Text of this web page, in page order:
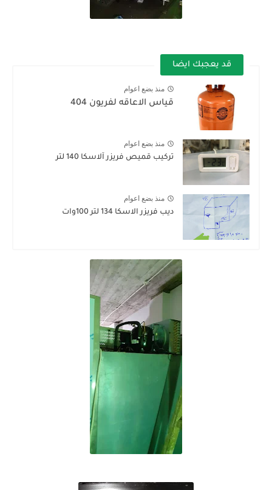
قد يعجبك ايضا
منذ بضع اعوام
قياس الاعاقه لفريون 404
منذ بضع اعوام
تركيب قميص فريزر آلاسكا 140 لتر
منذ بضع اعوام
ديب فريزر الاسكا 134 لتر 100وات